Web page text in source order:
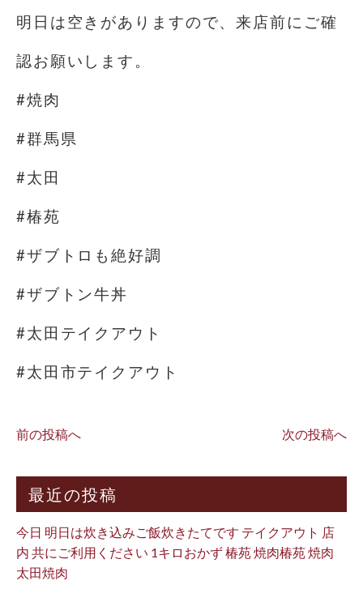
明日は空きがありますので、来店前にご確
認お願いします。
#焼肉
#群馬県
#太田
#椿苑
#ザブトロも絶好調
#ザブトン牛丼
#太田テイクアウト
#太田市テイクアウト
前の投稿へ 次の投稿へ
最近の投稿
今日 明日は炊き込みご飯炊きたてです テイクアウト 店
内 共にご利用ください 1キロおかず 椿苑 焼肉椿苑 焼肉
太田焼肉